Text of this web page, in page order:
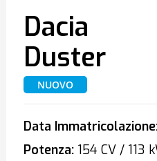
Dacia
Duster
NUOVO
Data
Potenza:154 CV / 113